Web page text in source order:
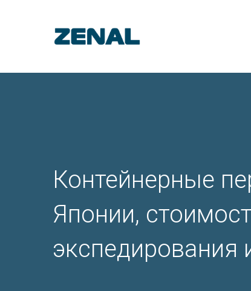
Контейнерные
Японии,
экспедирования